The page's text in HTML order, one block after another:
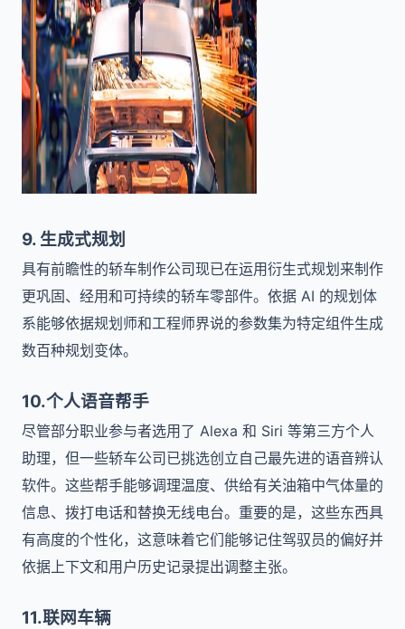
9. 生成式规划
具有前瞻性的轿车制作公司现已在运用衍生式规划来制作
更巩固、经用和可持续的轿车零部件。依据 AI 的规划体
系能够依据规划师和工程师界说的参数集为特定组件生成
数百种规划变体。
10.个人语音帮手
尽管部分职业参与者选用了 Alexa 和 Siri 等第三方个人
助理，但一些轿车公司已挑选创立自己最先进的语音辨认
软件。这些帮手能够调理温度、供给有关油箱中气体量的
信息、拨打电话和替换无线电台。重要的是，这些东西具
有高度的个性化，这意味着它们能够记住驾驭员的偏好并
依据上下文和用户历史记录提出调整主张。
11.联网车辆